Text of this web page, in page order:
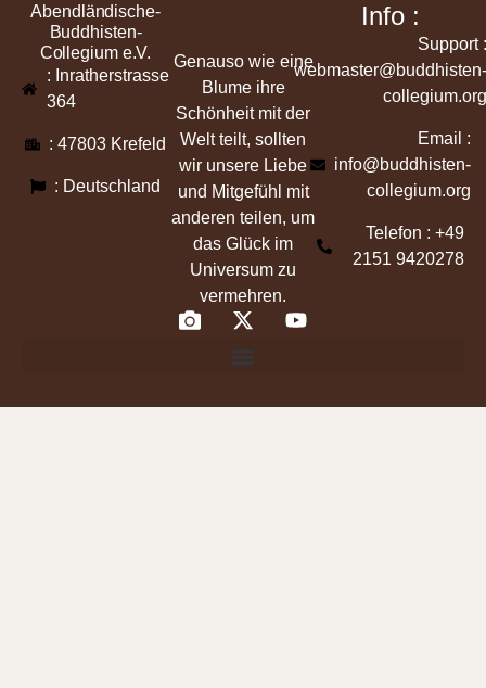
Abendländische-
Buddhisten-
Collegium e.V.
: Inratherstrasse
364
: 47803 Krefeld
: Deutschland
Genauso wie eine
Blume ihre
Schönheit mit der
Welt teilt, sollten
wir unsere Liebe
und Mitgefühl mit
anderen teilen, um
das Glück im
Universum zu
vermehren.
Info :
Support :
webmaster@buddhisten-
collegium.org
Email :
info@buddhisten-
collegium.org
Telefon : +49
2151 9420278